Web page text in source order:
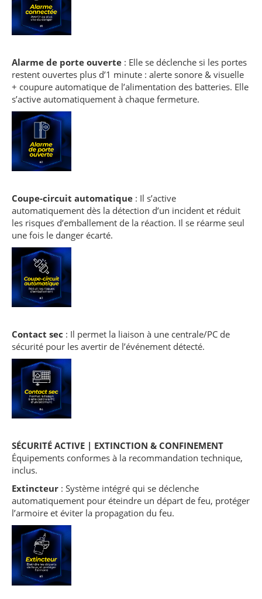
Alarme de porte ouverte : Elle se déclenche si les portes
restent ouvertes plus d’1 minute : alerte sonore & visuelle
+ coupure automatique de l’alimentation des batteries. Elle
s’active automatiquement à chaque fermeture.
Coupe-circuit automatique : Il s’active
automatiquement dès la détection d’un incident et réduit
les risques d’emballement de la réaction. Il se réarme seul
une fois le danger écarté.
Contact sec : Il permet la liaison à une centrale/PC de
sécurité pour les avertir de l’événement détecté.
SÉCURITÉ ACTIVE | EXTINCTION & CONFINEMENT
Équipements conformes à la recommandation technique,
inclus.
Extincteur : Système intégré qui se déclenche
automatiquement pour éteindre un départ de feu, protéger
l’armoire et éviter la propagation du feu.